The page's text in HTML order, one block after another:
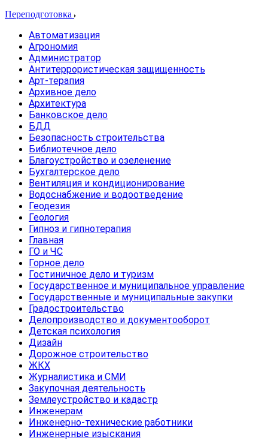
Переподготовка
Автоматизация
Агрономия
Администратор
Антитеррористическая защищенность
Арт-терапия
Архивное дело
Архитектура
Банковское дело
БДД
Безопасность строительства
Библиотечное дело
Благоустройство и озеленение
Бухгалтерское дело
Вентиляция и кондиционирование
Водоснабжение и водоотведение
Геодезия
Геология
Гипноз и гипнотерапия
Главная
ГО и ЧС
Горное дело
Гостиничное дело и туризм
Государственное и муниципальное управление
Государственные и муниципальные закупки
Градостроительство
Делопроизводство и документооборот
Детская психология
Дизайн
Дорожное строительство
ЖКХ
Журналистика и СМИ
Закупочная деятельность
Землеустройство и кадастр
Инженерам
Инженерно-технические работники
Инженерные изыскания